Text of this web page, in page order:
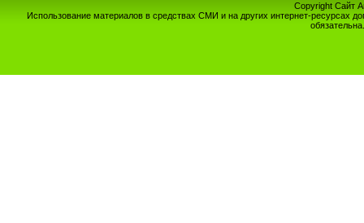
Copyright Сайт
Использование материалов в средствах СМИ и на других интернет-ресурсах
обязательна.